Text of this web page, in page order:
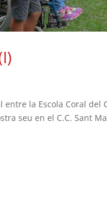
la Escola Coral del
seu en el C.C. Sant